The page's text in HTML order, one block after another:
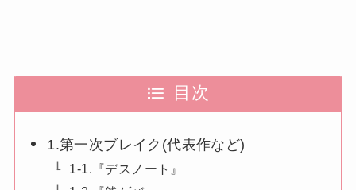
目次
1.第一次ブレイク(代表作など)
1-1.『デスノート』